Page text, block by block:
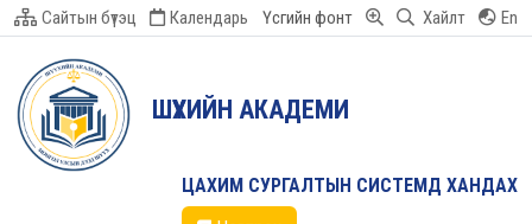
Сайтын бүтэц Календарь Үсгийн фонт Хайлт En
ШҮҮХИЙН АКАДЕМИ
ЦАХИМ СУРГАЛТЫН СИСТЕМД ХАНДАХ